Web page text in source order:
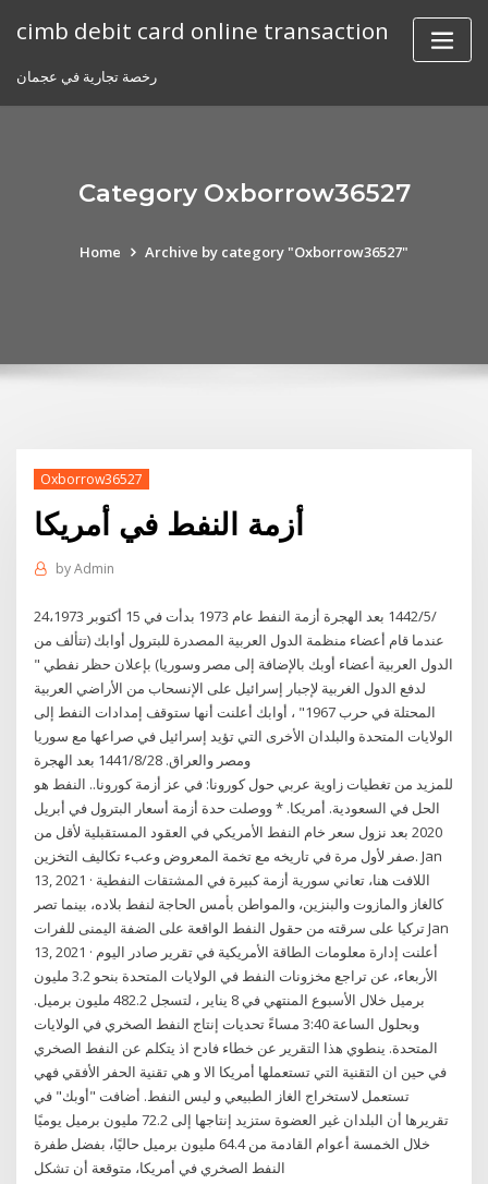
cimb debit card online transaction
رخصة تجارية في عجمان
Category Oxborrow36527
Home Archive by category "Oxborrow36527"
Oxborrow36527
أزمة النفط في أمريكا
byAdmin
24‏‏/5‏‏/1442 بعد الهجرة أزمة النفط عام 1973 بدأت في 15 أكتوبر 1973،
عندما قام أعضاء منظمة الدول العربية المصدرة للبترول أوابك (تتألف من
الدول العربية أعضاء أوبك بالإضافة إلى مصر وسوريا) بإعلان حظر نفطي "
لدفع الدول الغربية لإجبار إسرائيل على الإنسحاب من الأراضي العربية
المحتلة في حرب 1967" ، أوابك أعلنت أنها ستوقف إمدادات النفط إلى
الولايات المتحدة والبلدان الأخرى التي تؤيد إسرائيل في صراعها مع سوريا
ومصر والعراق. 28‏‏/8‏‏/1441 بعد الهجرة
للمزيد من تغطيات زاوية عربي حول كورونا: في عز أزمة كورونا.. النفط هو
الحل في السعودية. أمريكا. * ووصلت حدة أزمة أسعار البترول في أبريل
2020 بعد نزول سعر خام النفط الأمريكي في العقود المستقبلية لأقل من
صفر لأول مرة في تاريخه مع تخمة المعروض وعبء تكاليف التخزين. Jan
13, 2021 · اللافت هنا، تعاني سورية أزمة كبيرة في المشتقات النفطية
كالغاز والمازوت والبنزين، والمواطن بأمس الحاجة لنفط بلاده، بينما تصر
تركيا على سرقته من حقول النفط الواقعة على الضفة اليمنى للفرات Jan
13, 2021 · أعلنت إدارة معلومات الطاقة الأمريكية في تقرير صادر اليوم
الأربعاء، عن ‏تراجع مخزونات النفط في الولايات المتحدة بنحو 3.2 مليون
برميل خلال الأسبوع ‏المنتهي في 8 يناير ، لتسجل 482.2 مليون برميل.‏
وبحلول الساعة 3:40 مساءً تحديات إنتاج النفط الصخري في الولايات
المتحدة. ينطوي هذا التقرير عن خطاء فادح اذ يتكلم عن النفط الصخري
في حين ان التقنية التي تستعملها أمريكا الا و هي تقنية الحفر الأفقي فهي
تستعمل لاستخراج الغاز الطبيعي و ليس النفط. أضافت "أوبك" في
تقريرها أن البلدان غير العضوة ستزيد إنتاجها إلى 72.2 مليون برميل يوميًا
خلال الخمسة أعوام القادمة من 64.4 مليون برميل حاليًا، بفضل طفرة
النفط الصخري في أمريكا، متوقعة أن تشكل